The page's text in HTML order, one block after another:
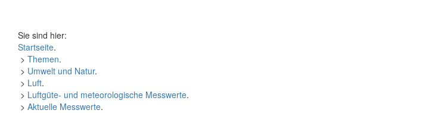
Sie sind hier:
Startseite.
> Themen.
> Umwelt und Natur.
> Luft.
> Luftgüte- und meteorologische Messwerte.
> Aktuelle Messwerte.